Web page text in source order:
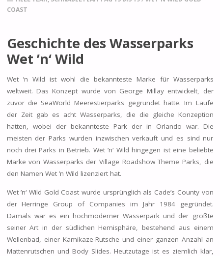
COAST
Geschichte des Wasserparks
Wet ’n‘ Wild
Wet ’n Wild ist wohl die bekannteste Marke für Wasserparks
weltweit. Das Konzept wurde von George Millay entwickelt, der
zuvor die SeaWorld Meerestierparks gegründet hatte. Im Laufe
der Zeit gab es acht Wasserparks, die die gleiche Konzeption
hatten, wobei der bekannteste Park der in Orlando war. Die
meisten der Parks wurden inzwischen verkauft und es sind nur
noch drei Parks in Betrieb. Wet ’n‘ Wild hingegen ist eine beliebte
Marke von Wasserparks der Village Roadshow Theme Parks, die
den Namen Wet ’n Wild lizenziert hat.
Wet ’n‘ Wild Gold Coast wurde ursprünglich als Cade’s County von
der Herringe Group of Companies im Jahr 1984 gegründet.
Damals war es ein hochmoderner Wasserpark und der größte
seiner Art in der südlichen Hemisphäre, bestehend aus einem
Wellenbad, einer Kamikaze-Rutsche und einer ganzen Anzahl an
Mattenrutschen und Body Slides. Heutzutage ist es ziemlich klar,